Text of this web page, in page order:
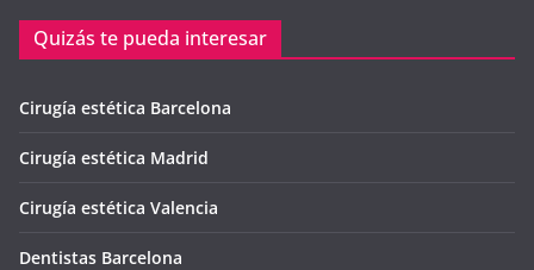
Quizás te pueda interesar
Cirugía estética Barcelona
Cirugía estética Madrid
Cirugía estética Valencia
Dentistas Barcelona